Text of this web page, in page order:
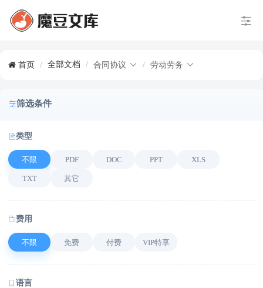
首页 / 全部文档 / 合同协议 / 劳动劳务
筛选条件
类型
不限 PDF DOC PPT XLS
TXT 其它
费用
不限 免费 付费 VIP特享
语言